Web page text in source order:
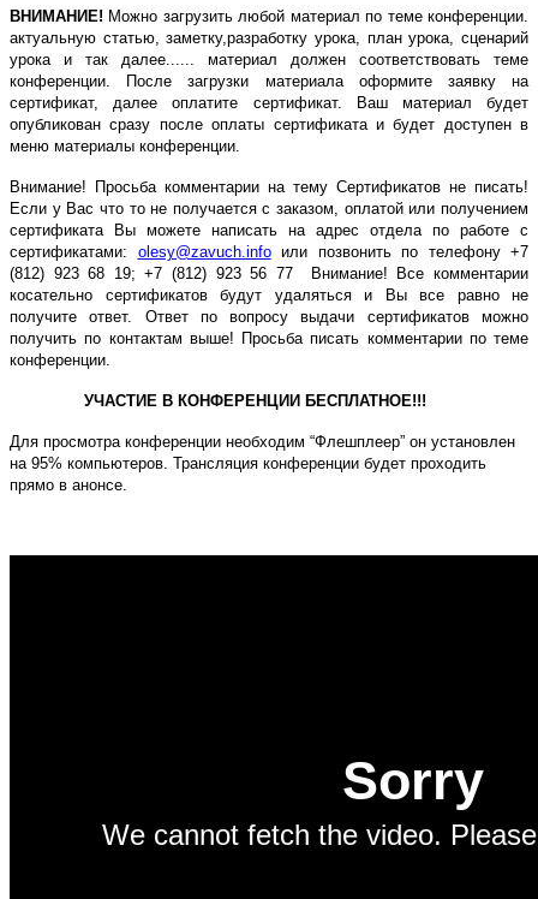
ВНИМАНИЕ! Можно загрузить любой материал по теме конференции.
актуальную статью, заметку,разработку урока, план урока, сценарий
урока и так далее...... материал должен соответствовать теме
конференции. После загрузки материала оформите заявку на
сертификат, далее оплатите сертификат. Ваш материал будет
опубликован сразу после оплаты сертификата и будет доступен в
меню материалы конференции.
Внимание! Просьба комментарии на тему Сертификатов не писать!
Если у Вас что то не получается с заказом, оплатой или получением
сертификата Вы можете написать на адрес отдела по работе с
сертификатами: olesy@zavuch.infoили позвонить по телефону +7
(812) 923 68 19; +7 (812) 923 56 77 Внимание! Все комментарии
косательно сертификатов будут удаляться и Вы все равно не
получите ответ. Ответ по вопросу выдачи сертификатов можно
получить по контактам выше! Просьба писать комментарии по теме
конференции.
УЧАСТИЕ В КОНФЕРЕНЦИИ БЕСПЛАТНОЕ!!!
Для просмотра конференции необходим “Флешплеер” он установлен
на 95% компьютеров. Трансляция конференции будет проходить
прямо в анонсе.